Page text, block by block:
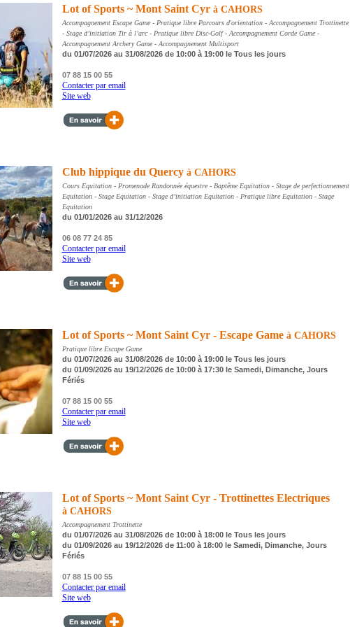
Lot of Sports ~ Mont Saint Cyr à CAHORS
Accompagnement Escape Game - Pratique libre Parcours d'orientation - Accompagnement Trottinette
- Stage d’initiation Tir à l’arc - Pratique libre Disc-Golf - Accompagnement Corde Game -
Accompagnement Archery Game - Accompagnement Multisport
du 01/07/2026 au 31/08/2026 de 10:00 à 19:00 le Tous les jours
07 88 15 00 55
Contacter par email
Site web
Club hippique du Quercy à CAHORS
Cours Equitation - Promenade Randonnée équestre - Baptême Equitation - Stage de perfectionnement
Equitation - Stage Equitation - Stage d’initiation Equitation - Pratique libre Equitation - Stage
Equitation
du 01/01/2026 au 31/12/2026
06 08 77 24 85
Contacter par email
Site web
Lot of Sports ~ Mont Saint Cyr - Escape Game à CAHORS
Pratique libre Escape Game
du 01/07/2026 au 31/08/2026 de 10:00 à 19:00 le Tous les jours
du 01/09/2026 au 19/12/2026 de 10:00 à 17:30 le Samedi, Dimanche, Jours
Fériés
07 88 15 00 55
Contacter par email
Site web
Lot of Sports ~ Mont Saint Cyr - Trottinettes Electriques
à CAHORS
Accompagnement Trottinette
du 01/07/2026 au 31/08/2026 de 10:00 à 18:00 le Tous les jours
du 01/09/2026 au 19/12/2026 de 11:00 à 18:00 le Samedi, Dimanche, Jours
Fériés
07 88 15 00 55
Contacter par email
Site web